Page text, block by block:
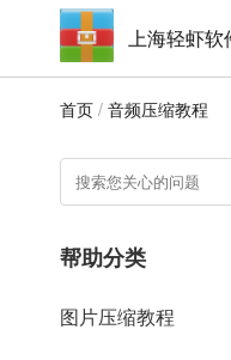
上海轻虾软
首页 / 音频压缩教程
帮助分类
图片压缩教程